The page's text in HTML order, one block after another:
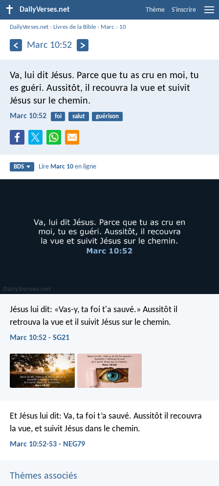
DailyVerses.net Thème S'inscrire
DailyVerses.net ›Livres de la Bible › Marc › 10
Marc 10:52
Va, lui dit Jésus. Parce que tu as cru en moi, tu
es guéri. Aussitôt, il recouvra la vue et suivit
Jésus sur le chemin.
Marc 10:52 foi salut guérison
BDS Lire Marc 10 en ligne
Jésus lui dit: «Vas-y, ta foi t'a sauvé.» Aussitôt il
retrouva la vue et il suivit Jésus sur le chemin.
Marc 10:52 - SG21
Et Jésus lui dit: Va, ta foi t’a sauvé. Aussitôt il recouvra
la vue, et suivit Jésus dans le chemin.
Marc 10:52-53 - NEG79
Thèmes associés